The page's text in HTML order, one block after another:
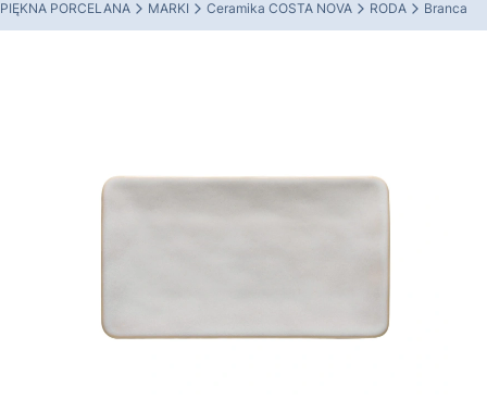
PIĘKNA PORCELANA MARKI Ceramika COSTA NOVA RODA Branca